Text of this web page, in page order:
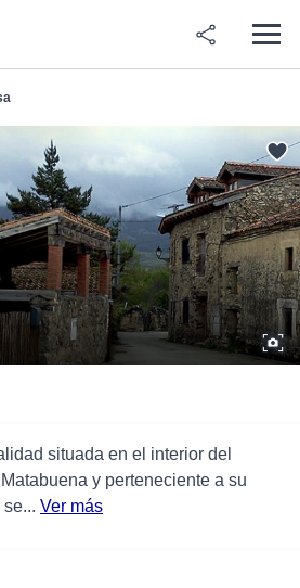
situada en el interior del
y perteneciente a su
Ver más